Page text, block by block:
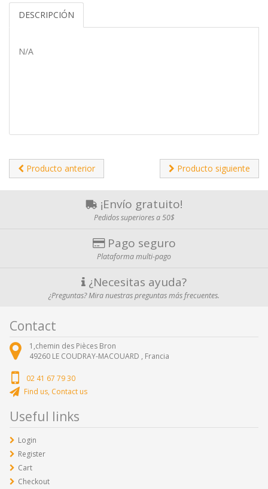
DESCRIPCIÓN
N/A
Producto anterior Producto siguiente
¡Envío gratuito!
Pedidos superiores a 50$
Pago seguro
Plataforma multi-pago
¿Necesitas ayuda?
¿Preguntas? Mira nuestras preguntas más frecuentes.
Contact
1,chemin des Pièces Bron
49260 LE COUDRAY-MACOUARD , Francia
02 41 67 79 30
Find us, Contact us
Useful links
Login
Register
Cart
Checkout